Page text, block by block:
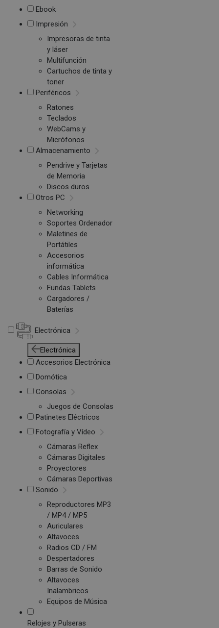
Ebook
Impresión
Impresoras de tinta
y láser
Multifunción
Cartuchos de tinta y
toner
Periféricos
Ratones
Teclados
WebCams y
Micrófonos
Almacenamiento
Pendrive y Tarjetas
de Memoria
Discos duros
Otros PC
Networking
Soportes Ordenador
Maletines de
Portátiles
Accesorios
informática
Cables Informática
Fundas Tablets
Cargadores /
Baterías
Electrónica
Electrónica
Accesorios Electrónica
Domótica
Consolas
Juegos de Consolas
Patinetes Eléctricos
Fotografía y Vídeo
Cámaras Reflex
Cámaras Digitales
Proyectores
Cámaras Deportivas
Sonido
Reproductores MP3
/ MP4 / MP5
Auriculares
Altavoces
Radios CD / FM
Despertadores
Barras de Sonido
Altavoces
Inalambricos
Equipos de Música
Relojes y Pulseras